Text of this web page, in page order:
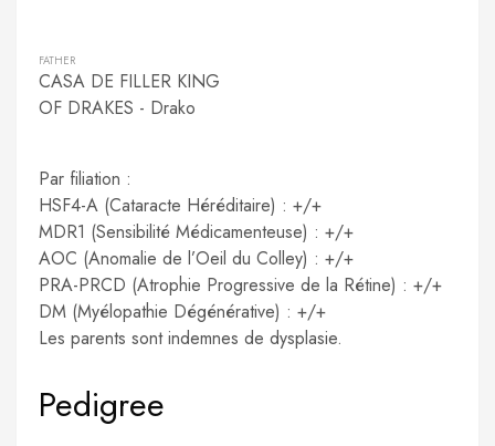
FATHER
CASA DE FILLER KING
OF DRAKES - Drako
Par filiation :
HSF4-A (Cataracte Héréditaire) : +/+
MDR1 (Sensibilité Médicamenteuse) : +/+
AOC (Anomalie de l’Oeil du Colley) : +/+
PRA-PRCD (Atrophie Progressive de la Rétine) : +/+
DM (Myélopathie Dégénérative) : +/+
Les parents sont indemnes de dysplasie.
Pedigree